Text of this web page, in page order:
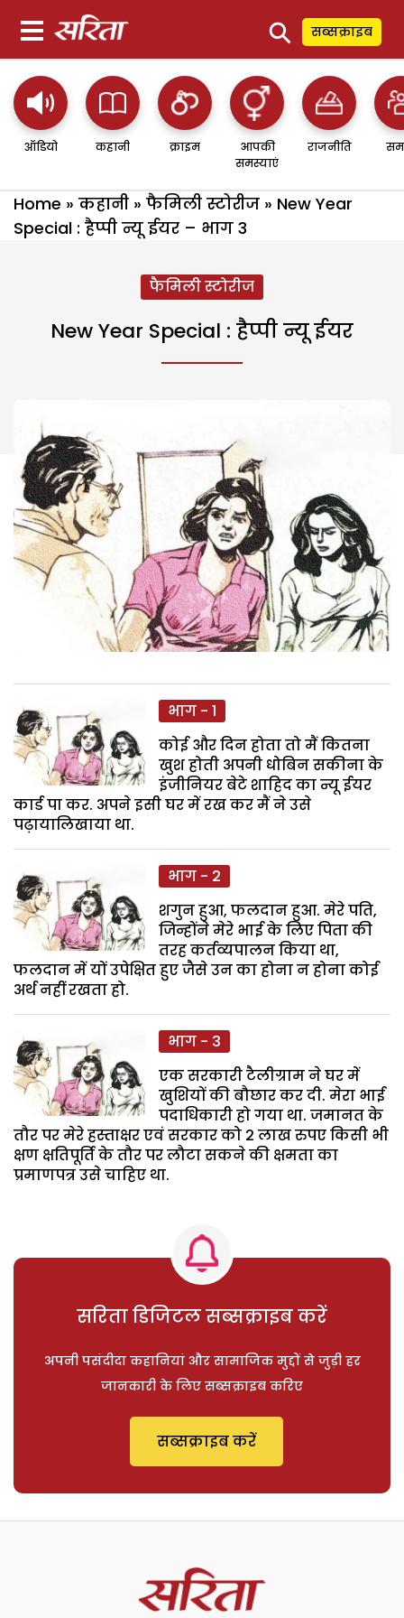
⚲ सब्सक्राइब
ऑडियो कहानी क्राइम
आपकी
समस्याएं
राजनीति
Home » कहानी » फैमिली स्टोरीज » New Year
Special : हैप्पी न्यू ईयर – भाग 3
फैमिली स्टोरीज
New Year Special : हैप्पी न्यू ईयर
भाग - 1
कोई और दिन होता तो मैं कितना
खुश होती अपनी धोबिन सकीना के
इंजीनियर बेटे शाहिद का न्यू ईयर
कार्ड पा कर. अपने इसी घर में रख कर मैं ने उसे
पढ़ायालिखाया था.
भाग - 2
शगुन हुआ, फलदान हुआ. मेरे पति,
जिन्होंने मेरे भाई के लिए पिता की
तरह कर्तव्यपालन किया था,
फलदान में यों उपेक्षित हुए जैसे उन का होना न होना कोई
अर्थ नहीं रखता हो.
भाग - 3
एक सरकारी टैलीग्राम ने घर में
खुशियों की बौछार कर दी. मेरा भाई
पदाधिकारी हो गया था. जमानत के
तौर पर मेरे हस्ताक्षर एवं सरकार को 2 लाख रुपए किसी भी
क्षण क्षतिपूर्ति के तौर पर लौटा सकने की क्षमता का
प्रमाणपत्र उसे चाहिए था.
सरिता डिजिटल सब्सक्राइब करें
अपनी पसंदीदा कहानियां और सामाजिक मुद्दों से जुड़ी हर
जानकारी के लिए सब्सक्राइब करिए
सब्सक्राइब करें